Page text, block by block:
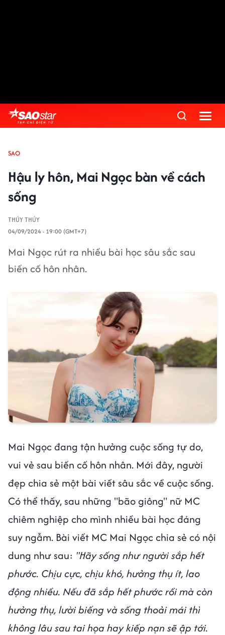
SAO
Hậu ly hôn, Mai Ngọc bàn về cách
sống
THÚY THÚY
04/09/2024 - 19:00 (GMT+7)
Mai Ngọc rút ra nhiều bài học sâu sắc sau
biến cố hôn nhân.
Mai Ngọc đang tận hưởng cuộc sống tự do,
vui vẻ sau biến cố hôn nhân. Mới đây, người
đẹp chia sẻ một bài viết sâu sắc về cuộc sống.
Có thể thấy, sau những "bão giông" nữ MC
chiêm nghiệp cho mình nhiều bài học đáng
suy ngẫm. Bài viết MC Mai Ngọc chia sẻ có nội
dung như sau: "Hãy sống như người sắp hết
phước. Chịu cực, chịu khó, hưởng thụ ít, lao
động nhiều. Nếu đã sắp hết phước rồi mà còn
hưởng thụ, lười biếng và sống thoải mái thì
không lâu sau tai họa hay kiếp nạn sẽ ập tới.